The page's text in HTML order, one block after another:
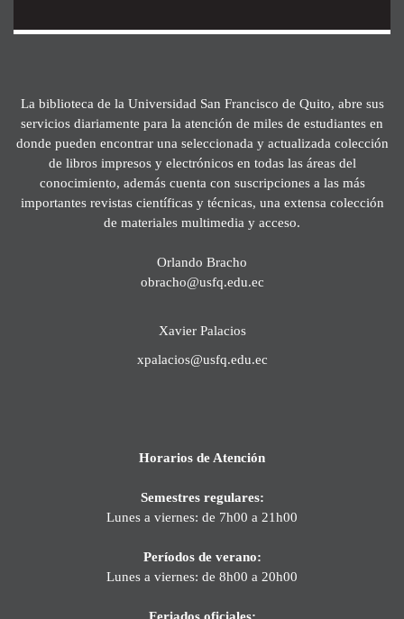
La biblioteca de la Universidad San Francisco de Quito, abre sus
servicios diariamente para la atención de miles de estudiantes en
donde pueden encontrar una seleccionada y actualizada colección
de libros impresos y electrónicos en todas las áreas del
conocimiento, además cuenta con suscripciones a las más
importantes revistas científicas y técnicas, una extensa colección
de materiales multimedia y acceso.
Orlando Bracho
obracho@usfq.edu.ec
Xavier Palacios
xpalacios@usfq.edu.ec
Horarios de Atención
Semestres regulares:
Lunes a viernes: de 7h00 a 21h00
Períodos de verano:
Lunes a viernes: de 8h00 a 20h00
Feriados oficiales: